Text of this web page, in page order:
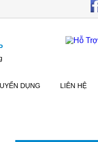
DỤNG LIÊN HỆ